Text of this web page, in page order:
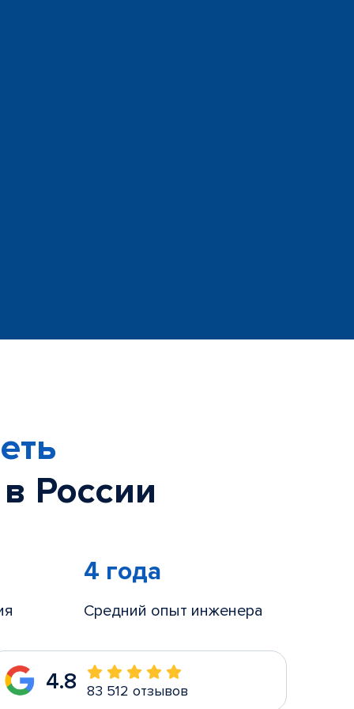
России
4 года
Средний опыт инженера
4.8 83 512 отзывов